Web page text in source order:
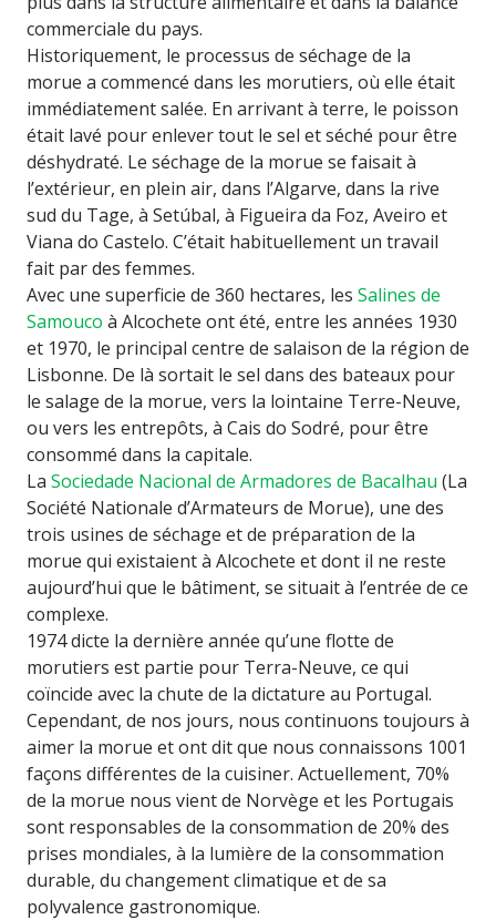
commerciale du pays.
Historiquement, le processus de séchage de la
morue a commencé dans les morutiers, où elle était
immédiatement salée. En arrivant à terre, le poisson
était lavé pour enlever tout le sel et séché pour être
déshydraté. Le séchage de la morue se faisait à
l’extérieur, en plein air, dans l’Algarve, dans la rive
sud du Tage, à Setúbal, à Figueira da Foz, Aveiro et
Viana do Castelo. C’était habituellement un travail
fait par des femmes.
Avec une superficie de 360 hectares, les Salines de
Samouco à Alcochete ont été, entre les années 1930
et 1970, le principal centre de salaison de la région de
Lisbonne. De là sortait le sel dans des bateaux pour
le salage de la morue, vers la lointaine Terre-Neuve,
ou vers les entrepôts, à Cais do Sodré, pour être
consommé dans la capitale.
La Sociedade Nacional de Armadores de Bacalhau (La
Société Nationale d’Armateurs de Morue), une des
trois usines de séchage et de préparation de la
morue qui existaient à Alcochete et dont il ne reste
aujourd’hui que le bâtiment, se situait à l’entrée de ce
complexe.
1974 dicte la dernière année qu’une flotte de
morutiers est partie pour Terra-Neuve, ce qui
coïncide avec la chute de la dictature au Portugal.
Cependant, de nos jours, nous continuons toujours à
aimer la morue et ont dit que nous connaissons 1001
façons différentes de la cuisiner. Actuellement, 70%
de la morue nous vient de Norvège et les Portugais
sont responsables de la consommation de 20% des
prises mondiales, à la lumière de la consommation
durable, du changement climatique et de sa
polyvalence gastronomique.